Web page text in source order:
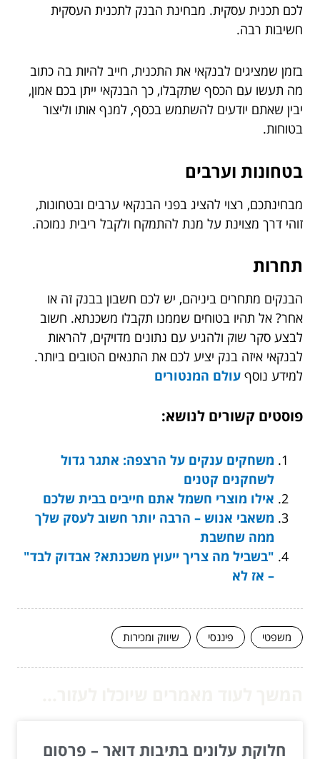
לכם תכנית עסקית. מבחינת הבנק לתכנית העסקית
חשיבות רבה.
בזמן שמציגים לבנקאי את התכנית, חייב להיות בה כתוב
מה תעשו עם הכסף שתקבלו, כך הבנקאי ייתן בכם אמון,
יבין שאתם יודעים להשתמש בכסף, למנף אותו וליצור
בטוחות.
בטחונות וערבים
מבחינתכם, רצוי להציג בפני הבנקאי ערבים ובטחונות,
זוהי דרך מצוינת על מנת להתמקח ולקבל ריבית נמוכה.
תחרות
הבנקים מתחרים ביניהם, יש לכם חשבון בבנק זה או
אחר? אל תהיו בטוחים שממנו תקבלו משכנתא. חשוב
לבצע סקר שוק ולהגיע עם נתונים מדויקים, להראות
לבנקאי איזה בנק יציע לכם את התנאים הטובים ביותר.
למידע נוסף עולם המנטורים
פוסטים קשורים לנושא:
משחקים ענקים על הרצפה: אתגר גדול
לשחקנים קטנים
אילו מוצרי חשמל אתם חייבים בבית שלכם
משאבי אנוש – הרבה יותר חשוב לעסק שלך
ממה שחשבת
"בשביל מה צריך ייעוץ משכנתא? אבדוק לבד"
– אז לא
משפטי פיננסי שיווק ומכירות
חלוקת עלונים בתיבות דואר – פרסום